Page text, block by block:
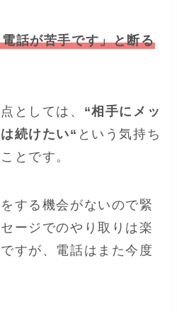
話が苦手です」と断る
としては、 “相手にメッ
続けたい“ という気持ち
とです。
する機会がないので緊
ージでのやり取りは楽
すが、電話はまた今度